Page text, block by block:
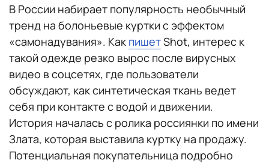
В России набирает популярность необычный
тренд на болоньевые куртки с эффектом
«самонадувания». Как пишетShot, интерес к
такой одежде резко вырос после вирусных
видео в соцсетях, где пользователи
обсуждают, как синтетическая ткань ведет
себя при контакте с водой и движении.
История началась с ролика россиянки по имени
Злата, которая выставила куртку на продажу.
Потенциальная покупательница подробно